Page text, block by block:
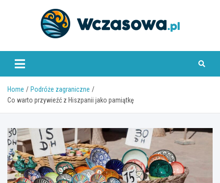
www.wczasowa.pl
Home
Podróże zagraniczne
Co warto przywieźć z Hiszpanii jako pamiątkę